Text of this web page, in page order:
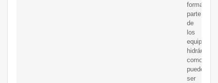
forman
parte
de
los
equipos
como
pueden
ser